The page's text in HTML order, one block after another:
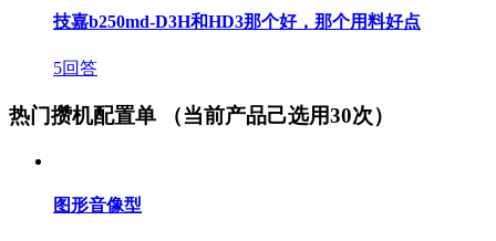
技嘉b250md-D3H和HD3那个好，那个用料好点
5回答
热门攒机配置单 （当前产品己选用30次）
图形音像型